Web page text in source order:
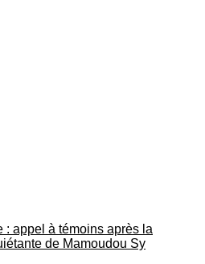
: appel à témoins après la
de Mamoudou Sy